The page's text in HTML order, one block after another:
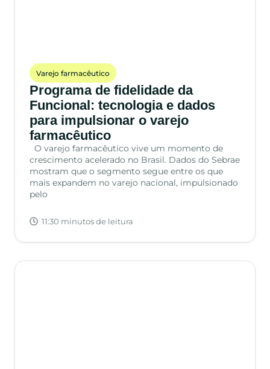
Varejo farmacêutico
Programa de fidelidade da
Funcional: tecnologia e dados
para impulsionar o varejo
farmacêutico
O varejo farmacêutico vive um momento de
crescimento acelerado no Brasil. Dados do Sebrae
mostram que o segmento segue entre os que
mais expandem no varejo nacional, impulsionado
pelo
11:30 minutos de leitura